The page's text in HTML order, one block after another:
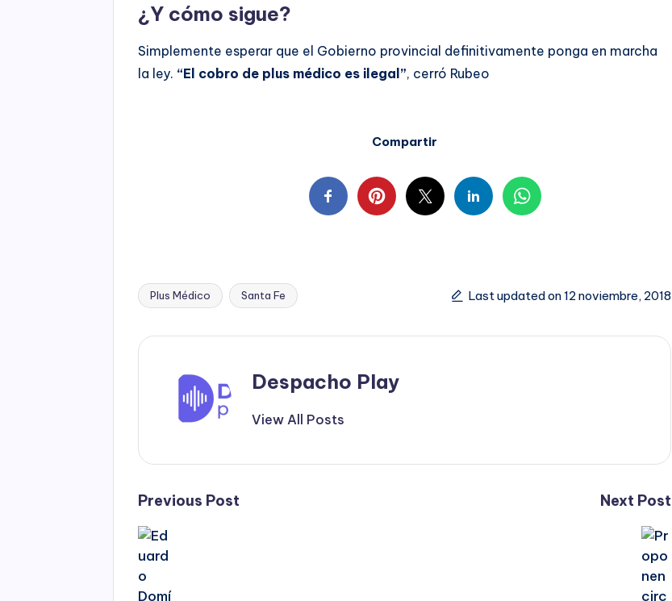
¿Y cómo sigue?
Simplemente esperar que el Gobierno provincial definitivamente ponga en marcha
la ley. “El cobro de plus médico es ilegal”, cerró Rubeo
Compartir
Tags:
Plus Médico Santa Fe Last updated on 12 noviembre, 2018
Despacho Play
View All Posts
Post
navigation
Previous Post Next Post